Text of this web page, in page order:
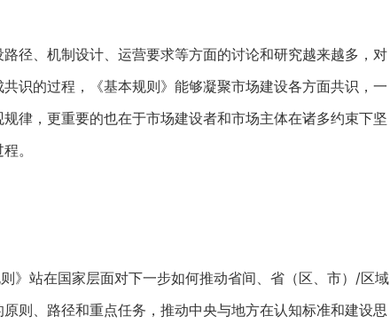
、机制设计、运营要求等方面的讨论和研究越来越多，对
识的过程，《基本规则》能够凝聚市场建设各方面共识，一
律，更重要的也在于市场建设者和市场主体在诸多约束下坚
。
站在国家层面对下一步如何推动省间、省（区、市）/区域
则、路径和重点任务，推动中央与地方在认知标准和建设思